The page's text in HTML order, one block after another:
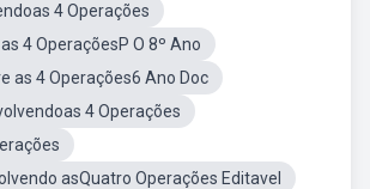
4 Operações
4 OperaçõesP O 8º Ano
as 4 Operações6 Ano Doc
4 Operações
asQuatro Operações Editavel